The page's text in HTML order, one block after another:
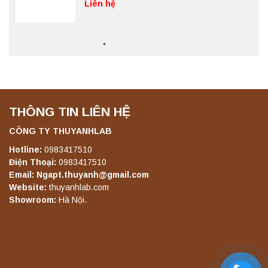
Máy ly tâm tốc độ thấp để bàn YKL02A
Máy ly tâm tốc độ thấp để bàn TD5A
Yonglekang – Thiết bị ly tâm phòng thí
nghiệm
Liên hệ
Máy ly tâm tốc độ thấp để bàn TD5Z
Máy ly tâm tốc độ cao để bàn YTG16G
THÔNG TIN LIÊN HỆ
CÔNG TY THUYANHLAB
Hotline: 0983417510
Điện Thoại: 0983417510
Email: Ngapt.thuyanh@gmail.com
Website: thuyanhlab.com
Showroom: Hà Nội.